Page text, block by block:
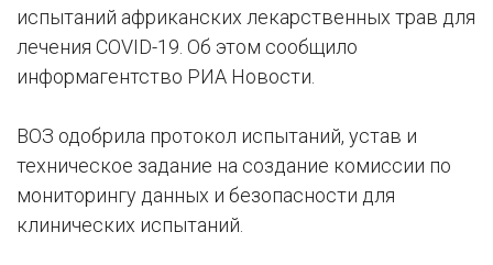
испытаний африканских лекарственных трав для
лечения COVID-19. Об этом сообщило
информагентство РИА Новости.
ВОЗ одобрила протокол испытаний, устав и
техническое задание на создание комиссии по
мониторингу данных и безопасности для
клинических испытаний.